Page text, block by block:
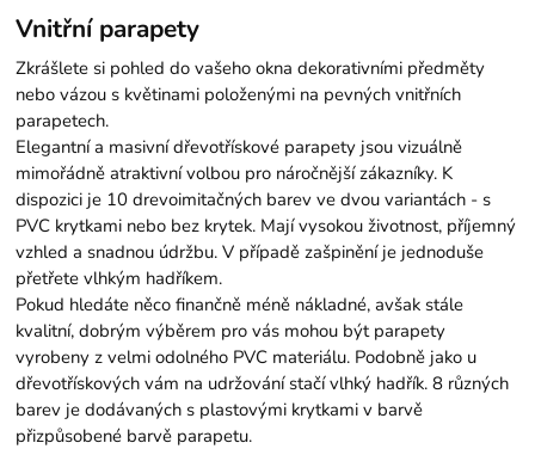
Vnitřní parapety
Zkrášlete si pohled do vašeho okna dekorativními předměty
nebo vázou s květinami položenými na pevných vnitřních
parapetech.
Elegantní a masivní dřevotřískové parapety jsou vizuálně
mimořádně atraktivní volbou pro náročnější zákazníky. K
dispozici je 10 drevoimitačných barev ve dvou variantách - s
PVC krytkami nebo bez krytek. Mají vysokou životnost, příjemný
vzhled a snadnou údržbu. V případě zašpinění je jednoduše
přetřete vlhkým hadříkem.
Pokud hledáte něco finančně méně nákladné, avšak stále
kvalitní, dobrým výběrem pro vás mohou být parapety
vyrobeny z velmi odolného PVC materiálu. Podobně jako u
dřevotřískových vám na udržování stačí vlhký hadřík. 8 různých
barev je dodávaných s plastovými krytkami v barvě
přizpůsobené barvě parapetu.